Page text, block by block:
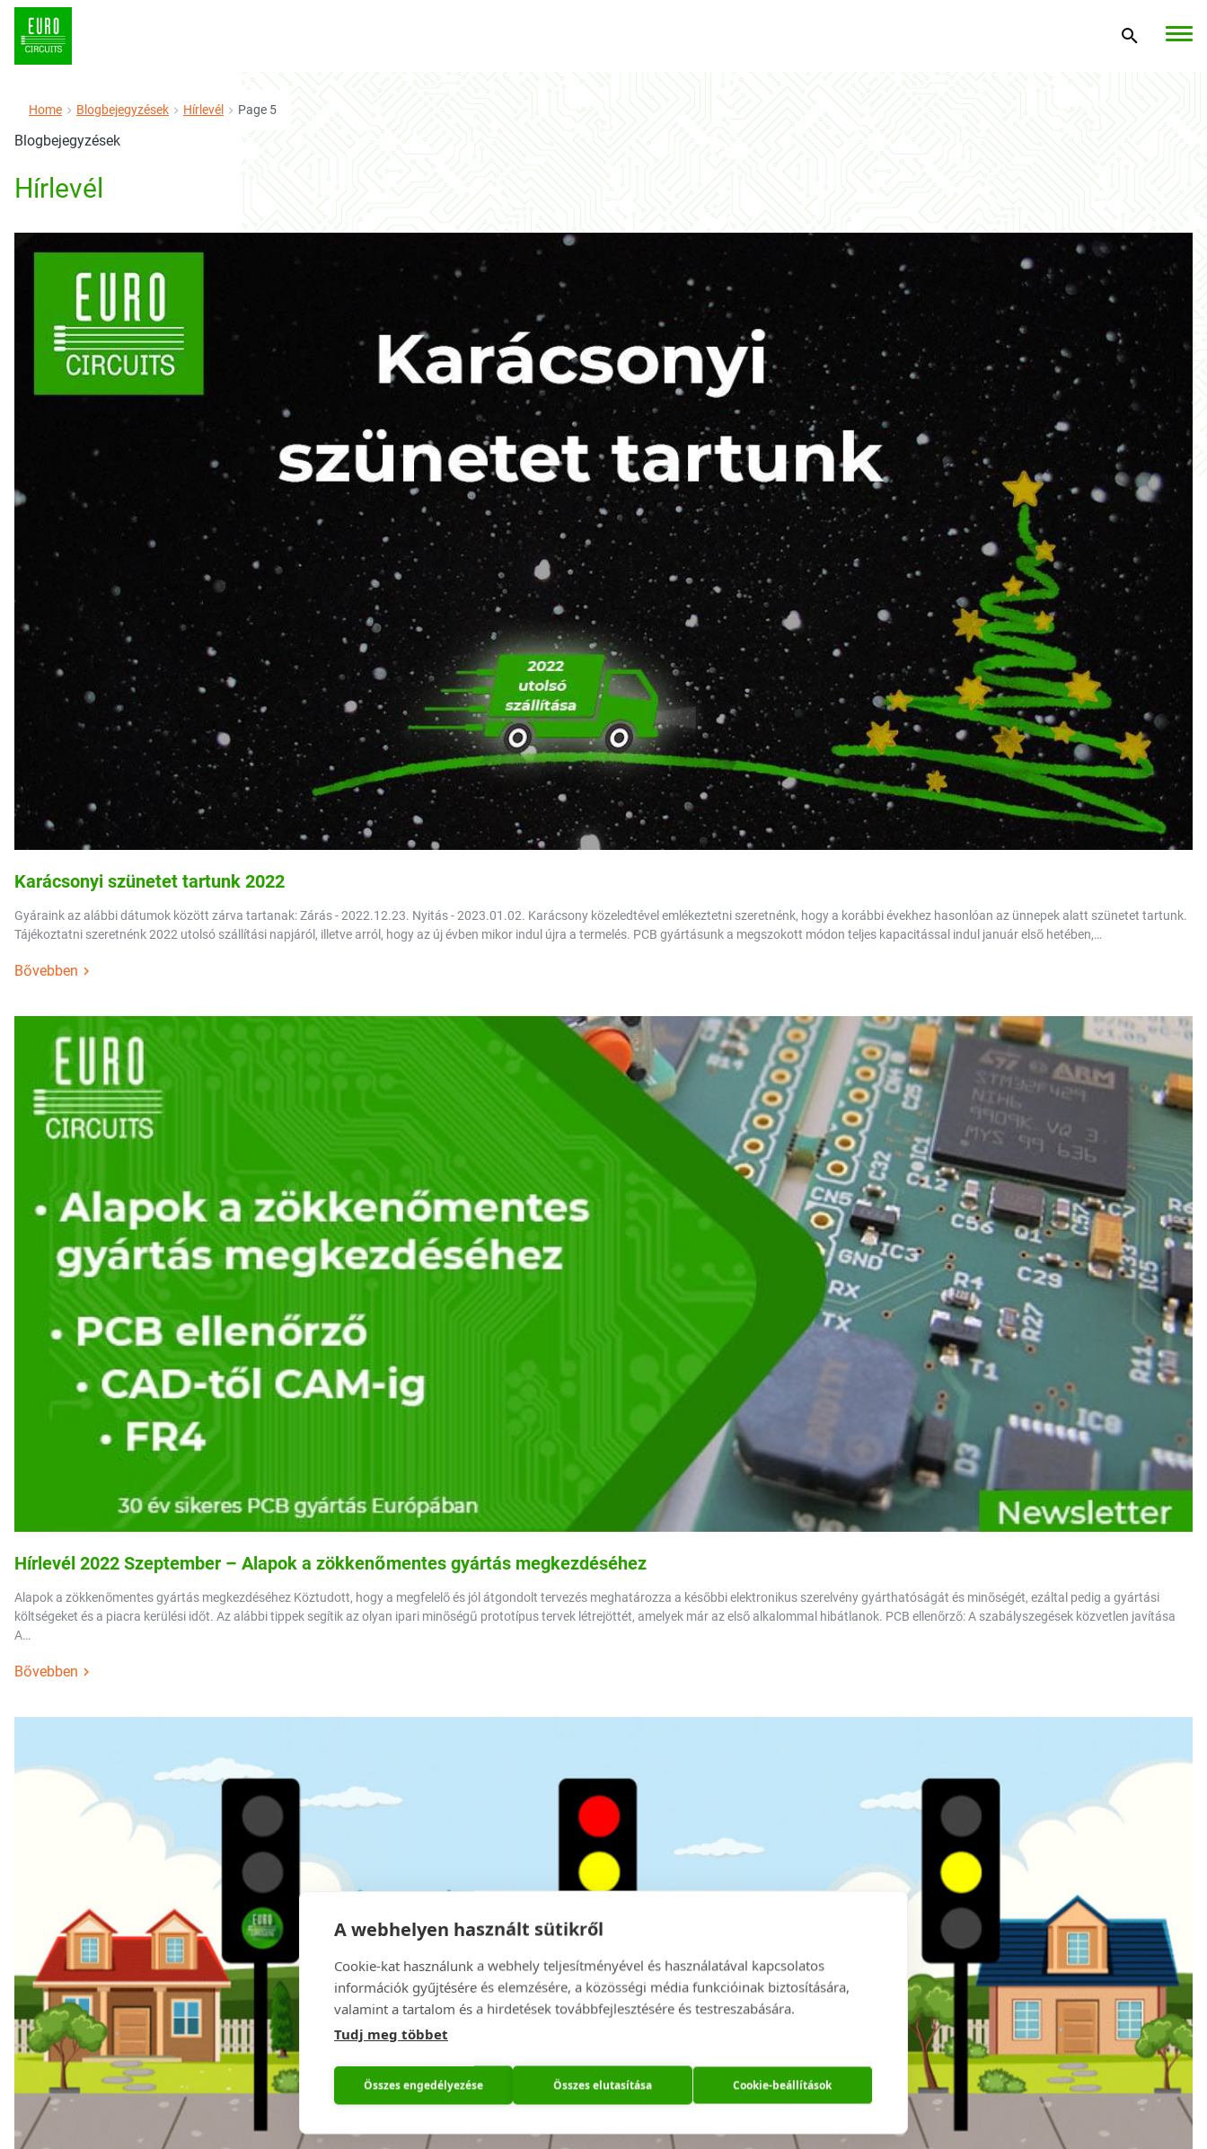
Home Blogbejegyzések Hírlevél Page 5
Blogbejegyzések
Hírlevél
Karácsonyi szünetet tartunk 2022
Gyáraink az alábbi dátumok között zárva tartanak: Zárás - 2022.12.23. Nyitás - 2023.01.02. Karácsony közeledtével emlékeztetni szeretnénk, hogy a korábbi évekhez hasonlóan az ünnepek alatt szünetet tartunk.
Tájékoztatni szeretnénk 2022 utolsó szállítási napjáról, illetve arról, hogy az új évben mikor indul újra a termelés. PCB gyártásunk a megszokott módon teljes kapacitással indul január első hetében,…
Bővebben
Hírlevél 2022 Szeptember – Alapok a zökkenőmentes gyártás megkezdéséhez
Alapok a zökkenőmentes gyártás megkezdéséhez Köztudott, hogy a megfelelő és jól átgondolt tervezés meghatározza a későbbi elektronikus szerelvény gyárthatóságát és minőségét, ezáltal pedig a gyártási
költségeket és a piacra kerülési időt. Az alábbi tippek segítik az olyan ipari minőségű prototípus tervek létrejöttét, amelyek már az első alkalommal hibátlanok. PCB ellenőrző: A szabályszegések közvetlen javítása
A…
Bővebben
A webhelyen használt sütikről
Cookie-kat használunk a webhely teljesítményével és használatával kapcsolatos
információk gyűjtésére és elemzésére, a közösségi média funkcióinak biztosítására,
valamint a tartalom és a hirdetések továbbfejlesztésére és testreszabására.
Tudj meg többet
Összes engedélyezése Összes elutasítása Cookie-beállítások